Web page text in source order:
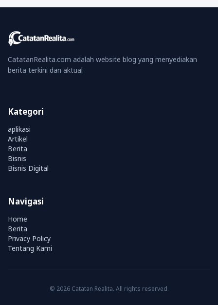
CatatanRealita.com adalah website blog yang menyediakan
berita terkini dan aktual
Kategori
aplikasi
Artikel
Berita
Bisnis
Bisnis Digital
Navigasi
Home
Berita
Privacy Policy
Tentang Kami
© 2026 Catatan Realita. All rights reserved.